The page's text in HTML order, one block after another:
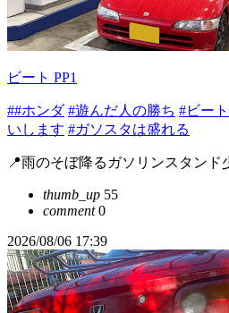
ビート PP1
##ホンダ #遊んだ人の勝ち #ビート
いします #ガソスタは盛れる
📍雨のそぼ降るガソリンスタンド
thumb_up 55
comment0
2026/08/06 17:39